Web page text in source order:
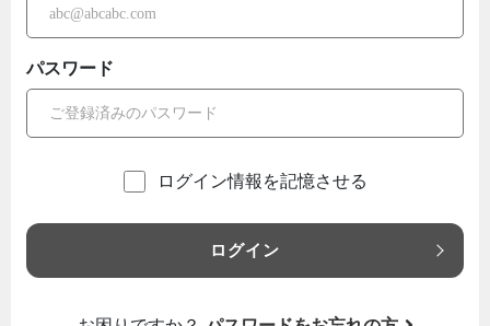
パスワード
ログイン情報を記憶させる
ログイン